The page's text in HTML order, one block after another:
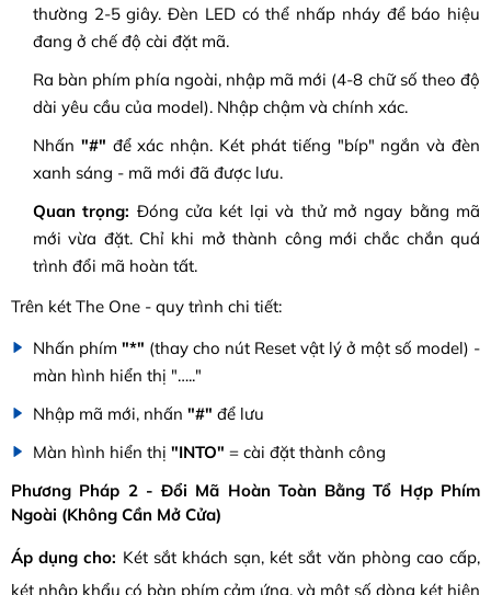
thường 2-5 giây. Đèn LED có thể nhấp nháy để báo hiệu
đang ở chế độ cài đặt mã.
Ra bàn phím phía ngoài, nhập mã mới (4-8 chữ số theo độ
dài yêu cầu của model). Nhập chậm và chính xác.
Nhấn "#" để xác nhận. Két phát tiếng "bíp" ngắn và đèn
xanh sáng - mã mới đã được lưu.
Quan trọng: Đóng cửa két lại và thử mở ngay bằng mã
mới vừa đặt. Chỉ khi mở thành công mới chắc chắn quá
trình đổi mã hoàn tất.
Trên két The One - quy trình chi tiết:
Nhấn phím "*" (thay cho nút Reset vật lý ở một số model) -
màn hình hiển thị "….."
Nhập mã mới, nhấn "#" để lưu
Màn hình hiển thị "INTO" = cài đặt thành công
Phương Pháp 2 - Đổi Mã Hoàn Toàn Bằng Tổ Hợp Phím
Ngoài (Không Cần Mở Cửa)
Áp dụng cho: Két sắt khách sạn, két sắt văn phòng cao cấp,
két nhập khẩu có bàn phím cảm ứng, và một số dòng két hiện